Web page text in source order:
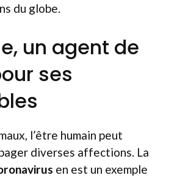
du globe.
un agent de
ses
l’être humain peut
diverses affections. La
en est un exemple